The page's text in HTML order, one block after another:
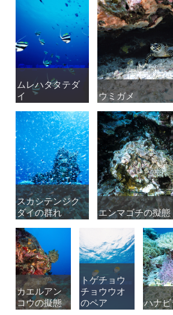
ムレハタタテダ
イ
ムレハタタテダ
イ
ウミガメ
ウミガメ
スカシテンジク
ダイの群れ
スカシテンジク
ダイの群れ
エンマゴチの擬態
エンマゴチの擬態
カエルアン
コウの擬態
カエルアン
コウの擬態
トゲチョウ
チョウウオ
のペア
トゲチョウ
チョウウオ
のペア
ハナ
ハナ